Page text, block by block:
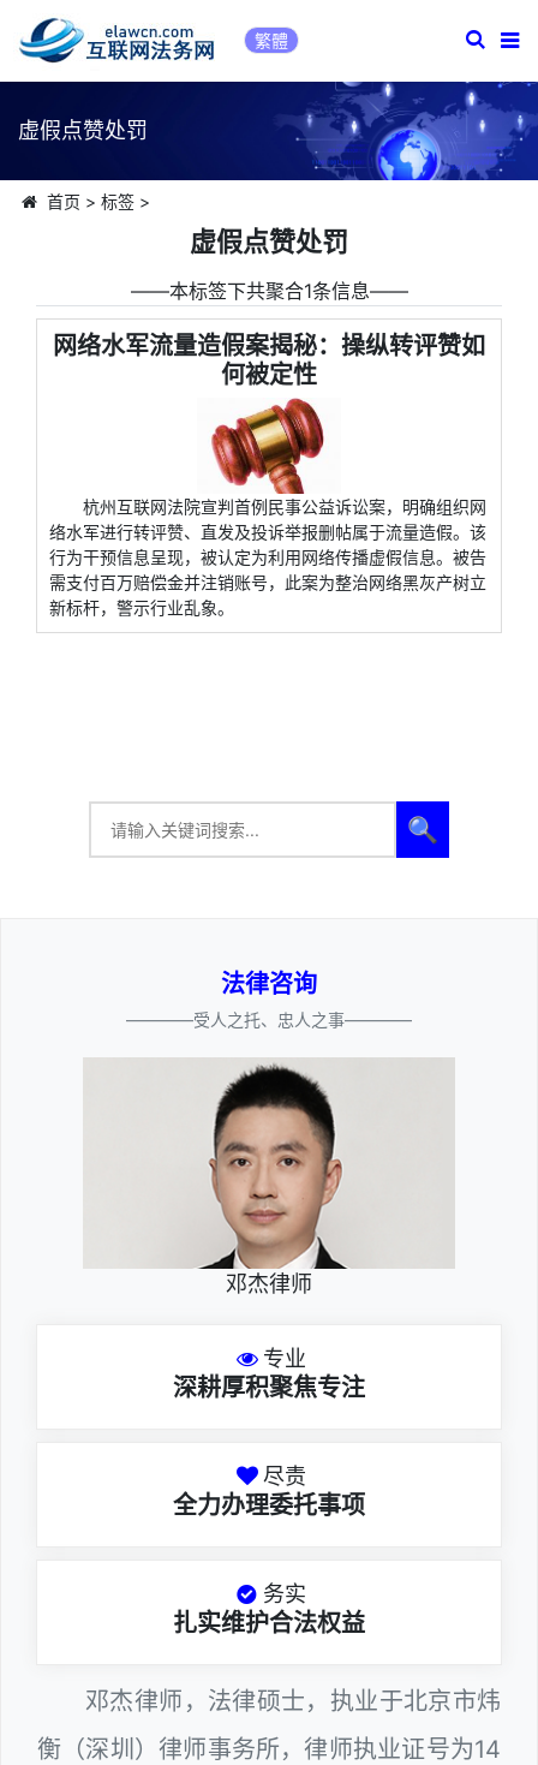
繁體
虚假点赞处罚
首页 > 标签>
虚假点赞处罚
――本标签下共聚合1条信息――
网络水军流量造假案揭秘：操纵转评赞如
何被定性
杭州互联网法院宣判首例民事公益诉讼案，明确组织网
络水军进行转评赞、直发及投诉举报删帖属于流量造假。该
行为干预信息呈现，被认定为利用网络传播虚假信息。被告
需支付百万赔偿金并注销账号，此案为整治网络黑灰产树立
新标杆，警示行业乱象。
🔍
法律咨询
————受人之托、忠人之事————
邓杰律师
专业
深耕厚积聚焦专注
尽责
全力办理委托事项
务实
扎实维护合法权益
邓杰律师，法律硕士，执业于北京市炜
衡（深圳）律师事务所，律师执业证号为14